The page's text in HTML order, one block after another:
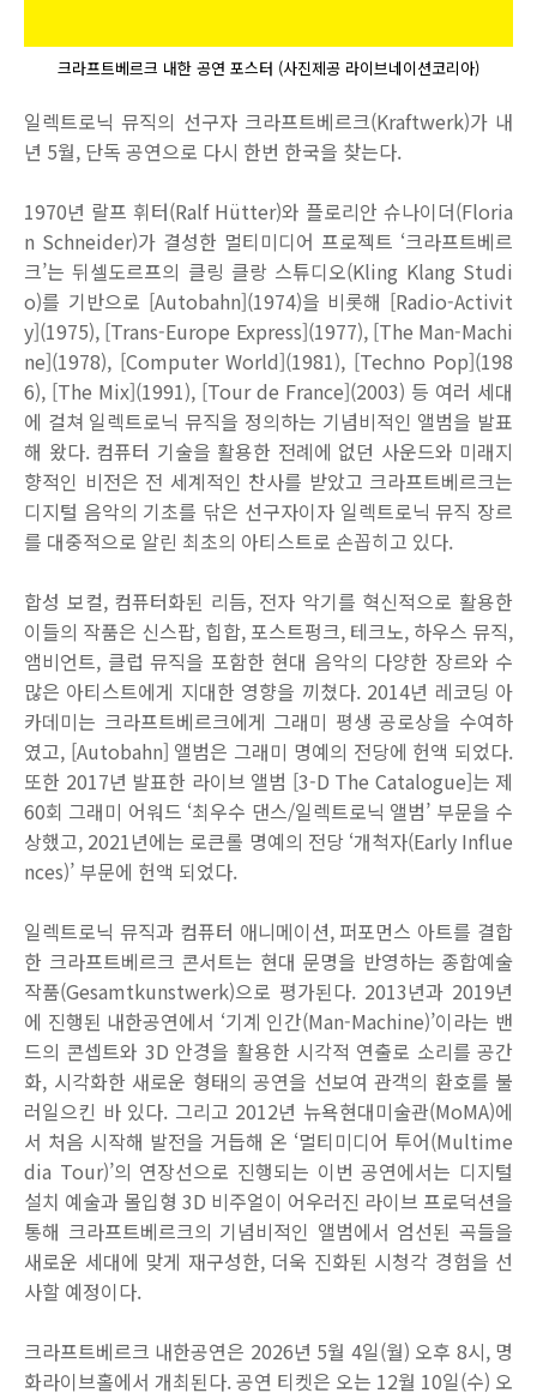
크라프트베르크 내한 공연 포스터 (사진제공 라이브네이션코리아)
일렉트로닉 뮤직의 선구자 크라프트베르크(Kraftwerk)가 내
년 5월, 단독 공연으로 다시 한번 한국을 찾는다.
1970년 랄프 휘터(Ralf Hütter)와 플로리안 슈나이더(Floria
n Schneider)가 결성한 멀티미디어 프로젝트 ‘크라프트베르
크’는 뒤셀도르프의 클링 클랑 스튜디오(Kling Klang Studi
o)를 기반으로 [Autobahn](1974)을 비롯해 [Radio-Activit
y](1975), [Trans-Europe Express](1977), [The Man-Machi
ne](1978), [Computer World](1981), [Techno Pop](198
6), [The Mix](1991), [Tour de France](2003) 등 여러 세대
에 걸쳐 일렉트로닉 뮤직을 정의하는 기념비적인 앨범을 발표
해 왔다. 컴퓨터 기술을 활용한 전례에 없던 사운드와 미래지
향적인 비전은 전 세계적인 찬사를 받았고 크라프트베르크는
디지털 음악의 기초를 닦은 선구자이자 일렉트로닉 뮤직 장르
를 대중적으로 알린 최초의 아티스트로 손꼽히고 있다.
합성 보컬, 컴퓨터화된 리듬, 전자 악기를 혁신적으로 활용한
이들의 작품은 신스팝, 힙합, 포스트펑크, 테크노, 하우스 뮤직,
앰비언트, 클럽 뮤직을 포함한 현대 음악의 다양한 장르와 수
많은 아티스트에게 지대한 영향을 끼쳤다. 2014년 레코딩 아
카데미는 크라프트베르크에게 그래미 평생 공로상을 수여하
였고, [Autobahn] 앨범은 그래미 명예의 전당에 헌액 되었다.
또한 2017년 발표한 라이브 앨범 [3-D The Catalogue]는 제
60회 그래미 어워드 ‘최우수 댄스/일렉트로닉 앨범’ 부문을 수
상했고, 2021년에는 로큰롤 명예의 전당 ‘개척자(Early Influe
nces)’ 부문에 헌액 되었다.
일렉트로닉 뮤직과 컴퓨터 애니메이션, 퍼포먼스 아트를 결합
한 크라프트베르크 콘서트는 현대 문명을 반영하는 종합예술
작품(Gesamtkunstwerk)으로 평가된다. 2013년과 2019년
에 진행된 내한공연에서 ‘기계 인간(Man-Machine)’이라는 밴
드의 콘셉트와 3D 안경을 활용한 시각적 연출로 소리를 공간
화, 시각화한 새로운 형태의 공연을 선보여 관객의 환호를 불
러일으킨 바 있다. 그리고 2012년 뉴욕현대미술관(MoMA)에
서 처음 시작해 발전을 거듭해 온 ‘멀티미디어 투어(Multime
dia Tour)’의 연장선으로 진행되는 이번 공연에서는 디지털
설치 예술과 몰입형 3D 비주얼이 어우러진 라이브 프로덕션을
통해 크라프트베르크의 기념비적인 앨범에서 엄선된 곡들을
새로운 세대에 맞게 재구성한, 더욱 진화된 시청각 경험을 선
사할 예정이다.
크라프트베르크 내한공연은 2026년 5월 4일(월) 오후 8시, 명
화라이브홀에서 개최된다.공연 티켓은 오는 12월 10일(수) 오